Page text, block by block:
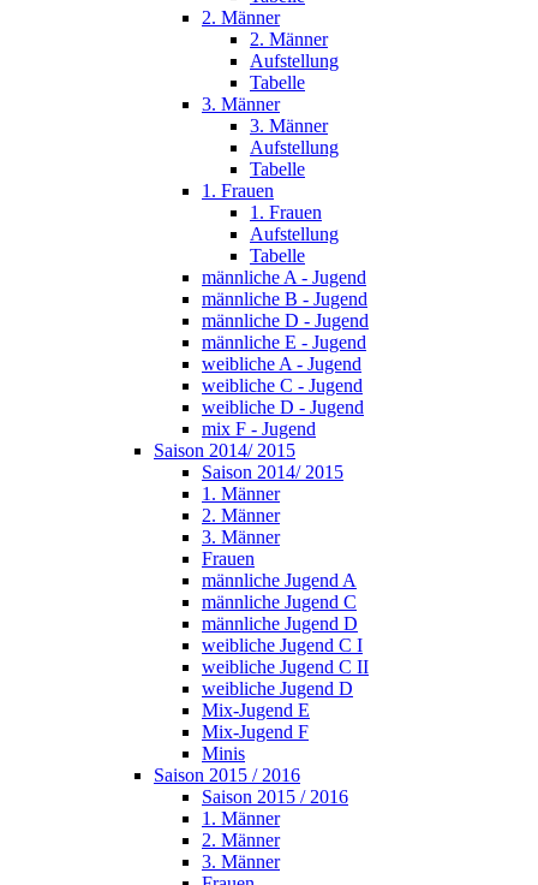
2. Männer
2. Männer
Aufstellung
Tabelle
3. Männer
3. Männer
Aufstellung
Tabelle
1. Frauen
1. Frauen
Aufstellung
Tabelle
männliche A - Jugend
männliche B - Jugend
männliche D - Jugend
männliche E - Jugend
weibliche A - Jugend
weibliche C - Jugend
weibliche D - Jugend
mix F - Jugend
Saison 2014/ 2015
Saison 2014/ 2015
1. Männer
2. Männer
3. Männer
Frauen
männliche Jugend A
männliche Jugend C
männliche Jugend D
weibliche Jugend C I
weibliche Jugend C II
weibliche Jugend D
Mix-Jugend E
Mix-Jugend F
Minis
Saison 2015 / 2016
Saison 2015 / 2016
1. Männer
2. Männer
3. Männer